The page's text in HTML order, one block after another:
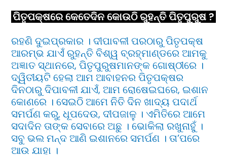
ପିତୃପକ୍ଷରେ କେତେଦିନ କୋଉଠି ରୁହନ୍ତି ପିତୃପୁରୁଷ ?
ରହଣି ଦୁଇପ୍ରକାର । ଦୀପାବଳୀ ପରଠାରୁ ପିତୃପକ୍ଷ
ଆରମ୍ଭ ଯାଏଁ ରୁହନ୍ତି ବିଶ୍ୱ ବ୍ରହ୍ମାଣ୍ଡରେ ଆମକୁ
ଅଜ୍ଞାତ ସ୍ଥାନରେ, ପିତୃପୁରୁଷମାନଙ୍କ ଗୋଷ୍ଠୀରେ ।
ଦ୍ୱିତୀୟଟି ହେଲା ଆମ ଆବାହନର ପିତୃପକ୍ଷର
ଦିନଠାରୁ ଦିପାବଳୀ ଯାଏଁ, ଆମ ରୋଷେଇଘରେ, ଇଶାନ
କୋଣରେ । ସେଇଠି ଆମେ ନିତି ଦିନ ଖାଦ୍ୟ ପଦାର୍ଥ
ସମର୍ପଣ କରୁ, ଧୂପଦେଉ, ଦୀପଜାଳୁ । ଏମିତିରେ ଆମେ
ସଦାଦିନ ତାଙ୍କ ସେବାରେ ଅଛୁ । ଭୋକିଲା ରଖୁନାହୁଁ ।
ସବୁ ଭଲ ମନ୍ଦ ଆଣି ଇଶାନରେ ସମର୍ପଣ । ତା’ପରେ
ଆଉ ଯାହା ।